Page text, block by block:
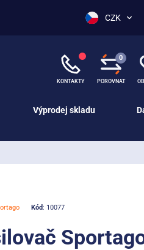
CZK
KONTAKTY
0
POROVNAT
Výprodej skladu
Kód: 10077